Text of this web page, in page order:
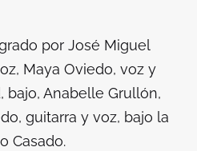
por José Miguel
Maya Oviedo, voz y
bajo, Anabelle Grullón,
guitarra y voz, bajo la
Casado.